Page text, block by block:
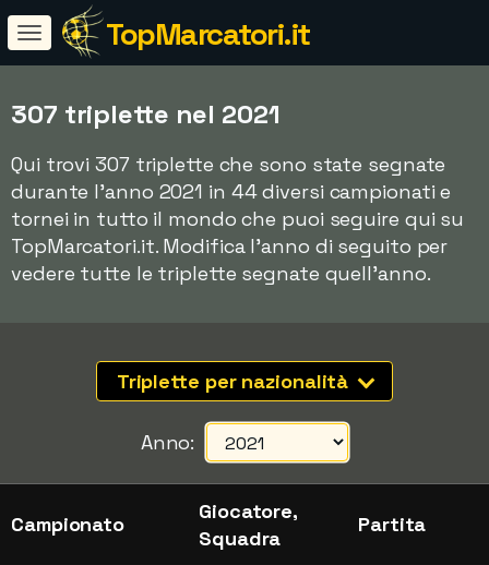
TopMarcatori.it
307 triplette nel 2021
Qui trovi 307 triplette che sono state segnate
durante l'anno 2021 in 44 diversi campionati e
tornei in tutto il mondo che puoi seguire qui su
TopMarcatori.it. Modifica l'anno di seguito per
vedere tutte le triplette segnate quell'anno.
Triplette per nazionalità
Anno:
Campionato
Giocatore,
Squadra
Partita